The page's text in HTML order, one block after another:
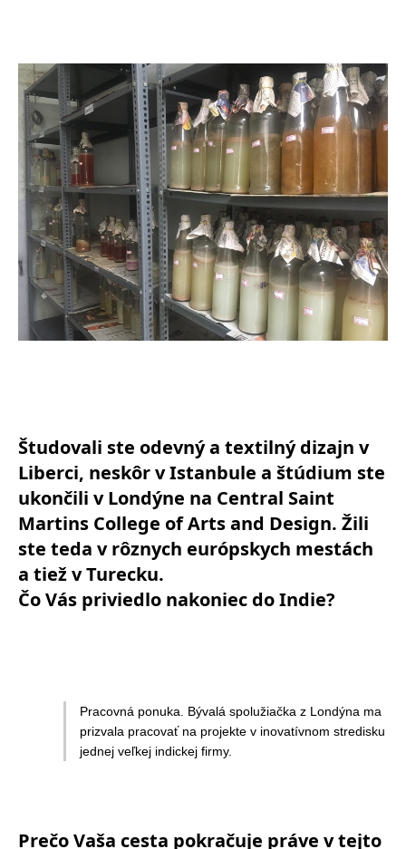
Študovali ste odevný a textilný dizajn v
Liberci, neskôr v Istanbule a štúdium ste
ukončili v Londýne na Central Saint
Martins College of Arts and Design. Žili
ste teda v rôznych európskych mestách
a tiež v Turecku.
Čo Vás priviedlo nakoniec do Indie?
Pracovná ponuka. Bývalá spolužiačka z Londýna ma
prizvala pracovať na projekte v inovatívnom stredisku
jednej veľkej indickej firmy.
Prečo Vaša cesta pokračuje práve v tejto